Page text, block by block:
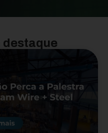
destaque